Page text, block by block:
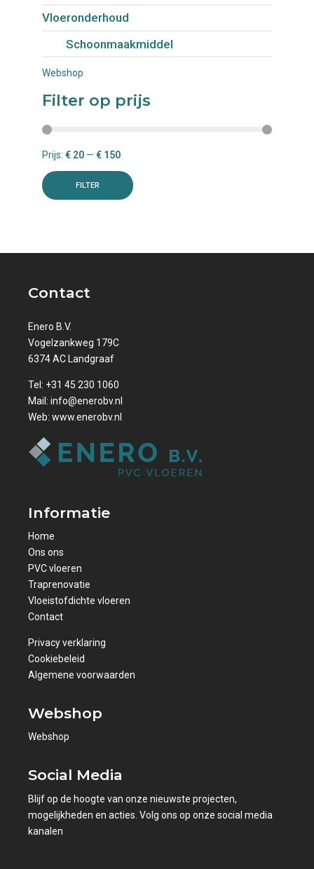
Vloeronderhoud
Schoonmaakmiddel
Webshop
Filter op prijs
FILTER
Prijs: € 20 — € 150
Contact
Enero B.V.
Vogelzankweg 179C
6374 AC Landgraaf
Tel: +31 45 230 1060
Mail: info@enerobv.nl
Web: www.enerobv.nl
Informatie
Home
Ons ons
PVC vloeren
Traprenovatie
Vloeistofdichte vloeren
Contact
Privacy verklaring
Cookiebeleid
Algemene voorwaarden
Webshop
Webshop
Social Media
Blijf op de hoogte van onze nieuwste projecten,
mogelijkheden en acties. Volg ons op onze social media
kanalen